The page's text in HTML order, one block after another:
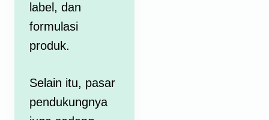
label, dan
formulasi
produk.
Selain itu, pasar
pendukungnya